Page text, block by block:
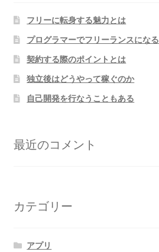
フリーに転身する魅力とは
プログラマーでフリーランスになる
契約する際のポイントとは
独立後はどうやって稼ぐのか
自己開発を行なうこともある
最近のコメント
カテゴリー
アプリ